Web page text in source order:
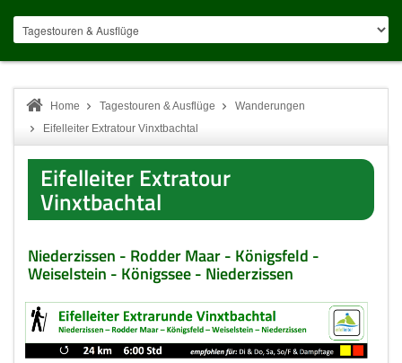
Home Tagestouren & Ausflüge
Wanderungen
Eifelleiter Extratour Vinxtbachtal
Eifelleiter Extratour
Vinxtbachtal
Niederzissen - Rodder Maar - Königsfeld -
Weiselstein - Königssee - Niederzissen